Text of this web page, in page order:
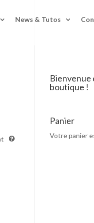
News & Tutos
Bienvenue
boutique !
Panier
Votre panier